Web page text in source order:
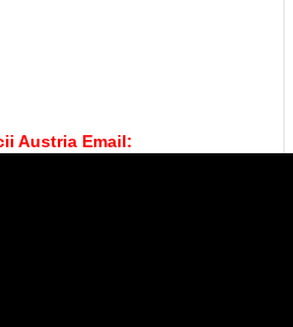
Austria Email: